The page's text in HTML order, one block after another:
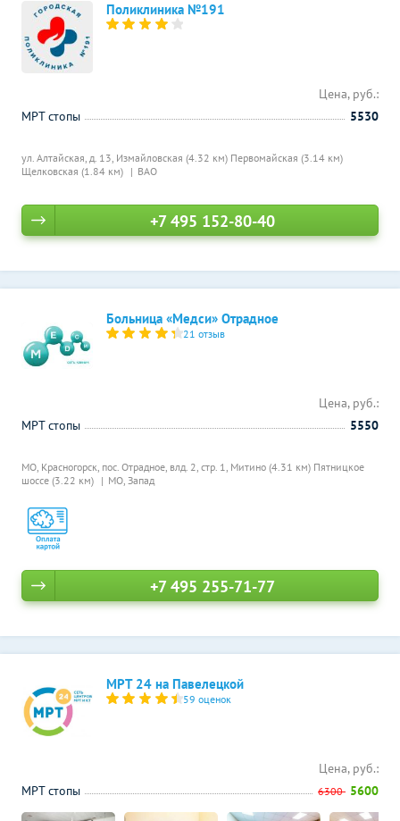
Поликлиника №191
ул. Алтайская, д. 13, Измайловская (4.32 км) Первомайская (3.14 км)
Щелковская (1.84 км)
ВАО
Цена, руб.:
МРТ стопы
5530
+7 495 152-80-40
Больница «Медси» Отрадное
21 отзыв
МО, Красногорск, пос. Отрадное, влд. 2, стр. 1, Митино (4.31 км) Пятницкое
шоссе (3.22 км)
МО, Запад
Цена, руб.:
МРТ стопы
5550
+7 495 255-71-77
МРТ 24 на Павелецкой
59 оценок
Цена, руб.:
МРТ стопы
6300 5600